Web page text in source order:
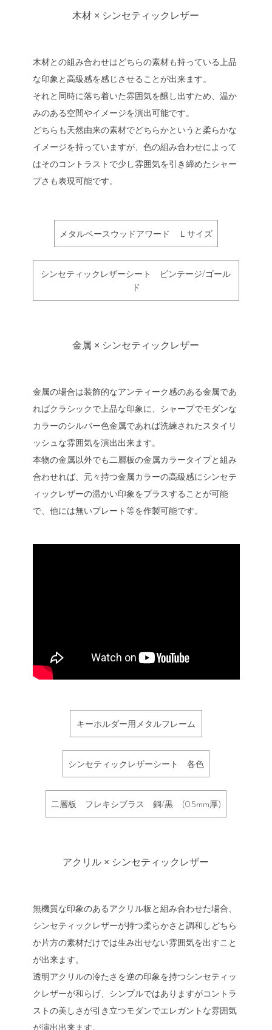
木材 × シンセティックレザー
木材との組み合わせはどちらの素材も持っている上品
な印象と高級感を感じさせることが出来ます。
それと同時に落ち着いた雰囲気を醸し出すため、温か
みのある空間やイメージを演出可能です。
どちらも天然由来の素材でどちらかというと柔らかな
イメージを持っていますが、色の組み合わせによって
はそのコントラストで少し雰囲気を引き締めたシャー
プさも表現可能です。
メタルベースウッドアワード Ｌサイズ
シンセティックレザーシート ビンテージ/ゴール
ド
金属 × シンセティックレザー
金属の場合は装飾的なアンティーク感のある金属であ
ればクラシックで上品な印象に、シャープでモダンな
カラーのシルバー色金属であれば洗練されたスタイリ
ッシュな雰囲気を演出出来ます。
本物の金属以外でも二層板の金属カラータイプと組み
合わせれば、元々持つ金属カラーの高級感にシンセテ
ィックレザーの温かい印象をプラスすることが可能
で、他には無いプレート等を作製可能です。
キーホルダー用メタルフレーム
シンセティックレザーシート 各色
二層板 フレキシブラス 銅/黒 (0.5mm厚)
アクリル × シンセティックレザー
無機質な印象のあるアクリル板と組み合わせた場合、
シンセティックレザーが持つ柔らかさと調和しどちら
か片方の素材だけでは生み出せない雰囲気を出すこと
が出来ます。
透明アクリルの冷たさを逆の印象を持つシンセティッ
クレザーが和らげ、シンプルではありますがコントラ
ストの美しさが引き立つモダンでエレガントな雰囲気
が演出出来ます。